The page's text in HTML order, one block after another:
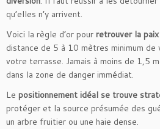
qu’elles n’y arrivent.
Voici la règle d’or pour retrouver la paix
distance de 5 à 10 mètres minimum
votre terrasse. Jamais à moins de 1,5
dans la zone de danger immédiat.
Le positionnement idéal se trouve
protéger et la source présumée des
un arbre fruitier ou une haie dense.